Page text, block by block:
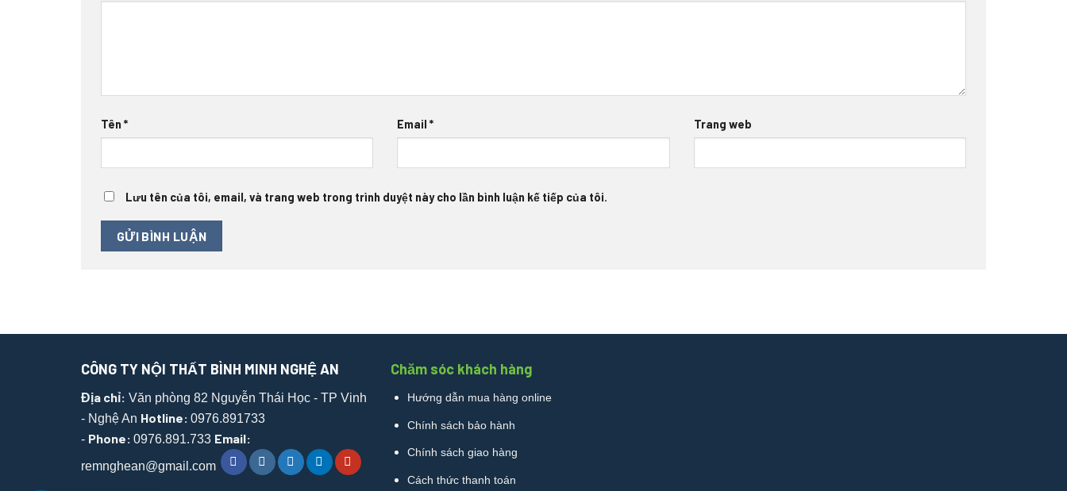
Tên * Email* Trang web
Lưu tên của tôi, email, và trang web trong trình duyệt này cho lần bình luận kế tiếp của tôi.
CÔNG TY NỘI THẤT BÌNH MINH NGHỆ AN
Địa chỉ: Văn phòng 82 Nguyễn Thái Học - TP Vinh
- Nghệ An Hotline: 0976.891733
- Phone: 0976.891.733 Email:
remnghean@gmail.com
Chăm sóc khách hàng
Hướng dẫn mua hàng online
Chính sách bảo hành
Chính sách giao hàng
Cách thức thanh toán